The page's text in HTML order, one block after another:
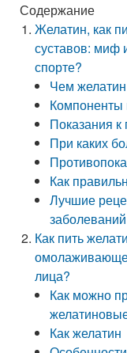
Содержание
Желатин, как
суставов: миф
спорте?
Чем
Компоненты
Показания
При каких
Как
Лучшие
Как пить
лица?
Как можно
Как